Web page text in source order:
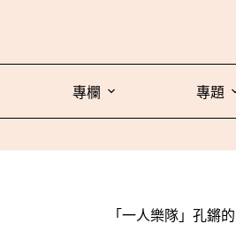
專欄 專題
「一人樂隊」孔鏘